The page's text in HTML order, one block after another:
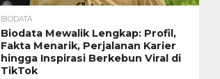
BIODATA
Biodata Mewalik Lengkap: Profil,
Fakta Menarik, Perjalanan Karier
hingga Inspirasi Berkebun Viral di
TikTok